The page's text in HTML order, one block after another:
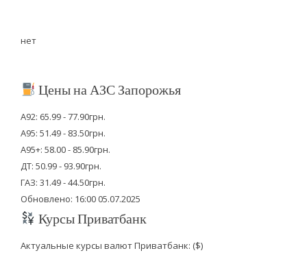
нет
Цены на АЗС Запорожья
А92: 65.99 - 77.90грн.
А95: 51.49 - 83.50грн.
А95+: 58.00 - 85.90грн.
ДТ: 50.99 - 93.90грн.
ГАЗ: 31.49 - 44.50грн.
Обновлено: 16:00 05.07.2025
Курсы Приватбанк
Актуальные курсы валют Приватбанк: ($)